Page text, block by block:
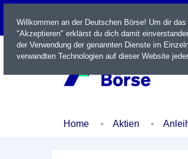
LIVE
Home Aktien
Willkommen an der Deutschen Börse! Um dir
"Akzeptieren" erklärst du dich damit
der Verwendung der genannten Dienste im
verwandten Technologien auf dieser Website